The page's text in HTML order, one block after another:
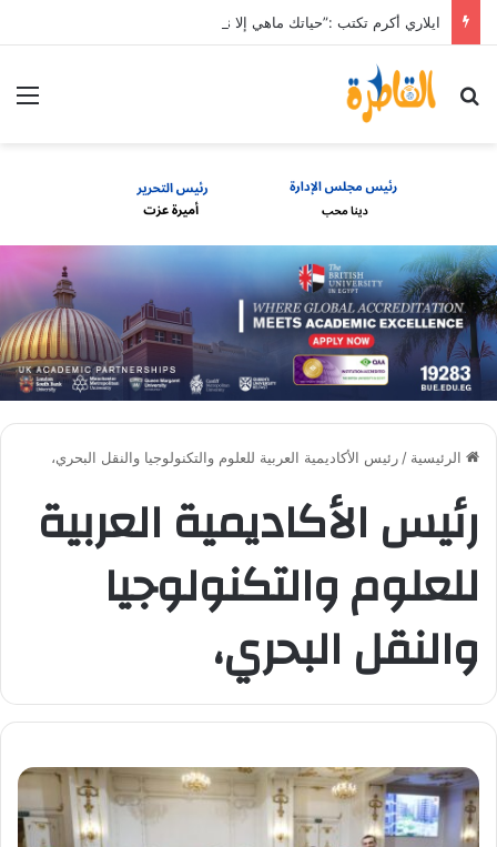
ايلاري أكرم تكتب :”حياتك ماهي إلا Directions “
بحث عن
الرئيسية / رئيس الأكاديمية العربية للعلوم والتكنولوجيا والنقل البحري،
رئيس الأكاديمية العربية
للعلوم والتكنولوجيا
والنقل البحري،